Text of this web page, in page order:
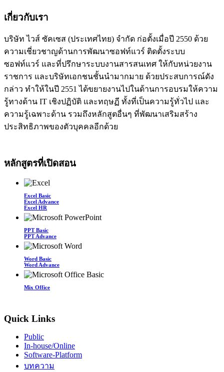
เกี่ยวกับเรา
บริษัท ไวส์ ซัคเซส (ประเทศไทย) จำกัด ก่อตั้งเมื่อปี 2550 ด้วย
ความเชี่ยวชาญด้านการพัฒนาซอฟท์แวร์ ติดตั้งระบบ
ซอฟท์แวร์ และที่ปรึกษาระบบงานสารสนเทศ ให้กับหน่วยงาน
ราชการ และบริษัทเอกชนชั้นนำมากมาย ด้วยประสบการณ์ดัง
กล่าว ทำให้ในปี 2551 ได้ขยายงานไปในด้านการอบรมให้ความ
รู้ทางด้าน IT เชิงปฏิบัติ และทฤษฏี ทั้งที่เป็นความรู้ทั่วไป และ
ความรู้เฉพาะด้าน รวมถึงหลักสูตอื่นๆ ที่พัฒนาเสริมสร้าง
ประสิทธิภาพของตัวบุคคลอีกด้วย
หลักสูตรที่เปิดสอน
Excel Basic
Excel Advance
Excel HR
PPT Basic
PPT Advance
Word Basic
Word Advance
Mix Office
Quick Links
Public
In-house/Online
Software-Platform
บทความ